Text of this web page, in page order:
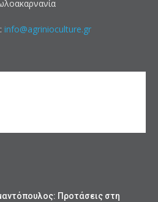
info@agrinioculture.gr
Προτάσεις στη